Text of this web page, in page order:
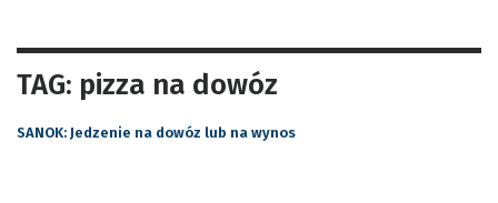
TAG: pizza na dowóz
SANOK: Jedzenie na dowóz lub na wynos